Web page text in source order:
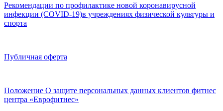
Рекомендации по профилактике новой коронавирусной
инфекции (COVID-19)в учреждениях физической культуры и
спорта
Публичная оферта
Положение О защите персональных данных клиентов фитнес
центра «Еврофитнес»